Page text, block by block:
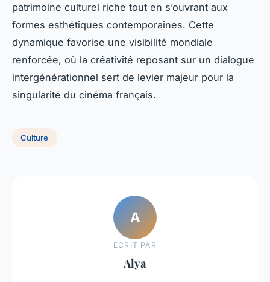
patrimoine culturel riche tout en s’ouvrant aux
formes esthétiques contemporaines. Cette
dynamique favorise une visibilité mondiale
renforcée, où la créativité reposant sur un dialogue
intergénérationnel sert de levier majeur pour la
singularité du cinéma français.
Culture
A
ECRIT PAR
Alya